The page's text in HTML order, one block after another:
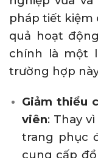
pháp tiết kiệm
quả hoạt
chính là một
trường hợp
Giảm thiểu
viên: Thay
trang phục
cung cấp